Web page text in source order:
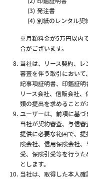
発注書
別紙のレンタル契
※月額料金が5万円以内
合がございます。
当社は、リース契約、
審査を伴う取引におい
記事項証明書、印鑑証
リース会社、信販会社
類の提出を求めることが
ユーザーは、前項に基づ
当社が契約審査、与信
提供に必要な範囲で、
険会社、信用保険会社
受、保険引受等を行う
とします。
当社は、取得した本人